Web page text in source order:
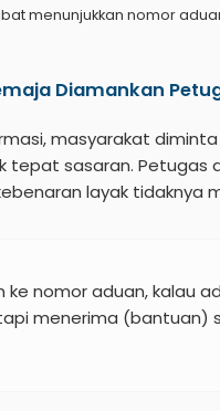
menunjukkan nomor
Diamankan
masyarakat
tepat sasaran. Petugas
layak tidaknya
ke nomor aduan, kalau
menerima (bantuan)